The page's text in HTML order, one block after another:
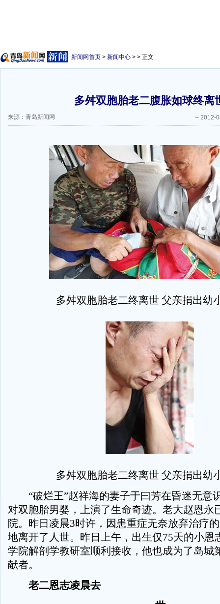
新闻网首页 > 新闻中心 > > 正文
多舛双胞胎老二腹胀如球终离
来源：青岛新闻网 -- 2012-
多舛双胞胎老二终离世 父亲捐出幼
多舛双胞胎老二终离世 父亲捐出幼
“破烂王”赵祥海的妻子于曰芳在昏迷无意
对双胞胎男婴，上演了生命奇迹。老大赵恩永
院。昨日凌晨3时许，因患重症无奈放弃治疗
地离开了人世。昨日上午，出生仅75天的小恩
学院解剖学教研室顺利接收，他也成为了岛城
献者。
老二恩志凌晨去